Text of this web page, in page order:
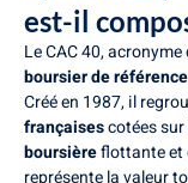
est-il
Le CAC 40,
boursier de référence
Créé en 1987, il
françaisescotées
boursièreflottante et
représente la valeur